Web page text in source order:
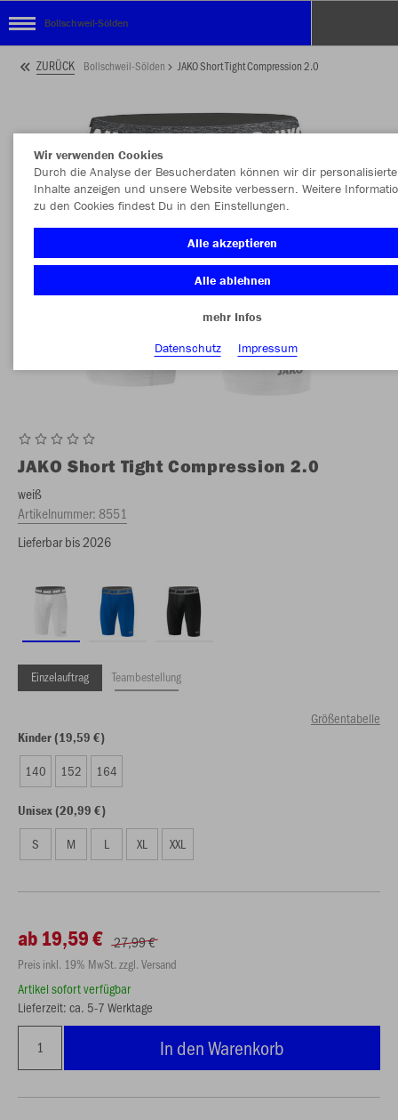
Bollschweil-Sölden
ZURÜCK Bollschweil-Sölden JAKO Short Tight Compression 2.0
JAKO Short Tight Compression 2.0
weiß
Artikelnummer:8551
Lieferbar bis 2026
Einzelauftrag Teambestellung
Größentabelle
Kinder (19,59 €)
140 152 164
Unisex (20,99 €)
S M L XL XXL
ab 19,59 € 27,99 €
Preis inkl. 19% MwSt. zzgl. Versand
Artikel sofort verfügbar
Lieferzeit: ca. 5-7 Werktage
In den Warenkorb
Wir verwenden Cookies
Durch die Analyse der Besucherdaten können wir dir personalisierte
Inhalte anzeigen und unsere Website verbessern. Weitere
zu den Cookies findest Du in den Einstellungen.
Alle akzeptieren
Alle ablehnen
mehr Infos
Datenschutz
Impressum